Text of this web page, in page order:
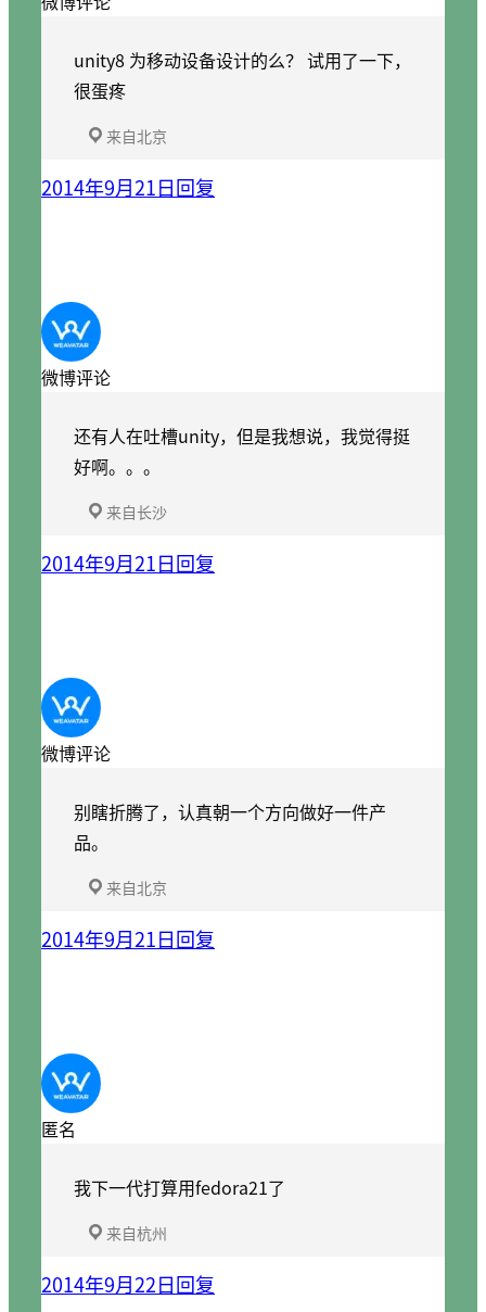
unity8 为移动设备设计的么？ 试用了一下，
很蛋疼
来自北京
2014年9月21日回复
微博评论
还有人在吐槽unity，但是我想说，我觉得挺
好啊。。。
来自长沙
2014年9月21日回复
微博评论
别瞎折腾了，认真朝一个方向做好一件产
品。
来自北京
2014年9月21日回复
匿名
我下一代打算用fedora21了
来自杭州
2014年9月22日回复